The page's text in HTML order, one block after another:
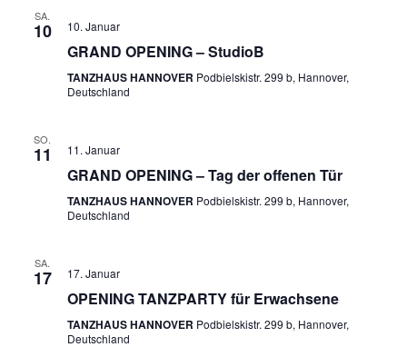
SA.
10 10. Januar
GRAND OPENING – StudioB
TANZHAUS HANNOVER Podbielskistr. 299 b, Hannover,
Deutschland
SO.
11 11. Januar
GRAND OPENING – Tag der offenen Tür
TANZHAUS HANNOVER Podbielskistr. 299 b, Hannover,
Deutschland
SA.
17 17. Januar
OPENING TANZPARTY für Erwachsene
TANZHAUS HANNOVER Podbielskistr. 299 b, Hannover,
Deutschland